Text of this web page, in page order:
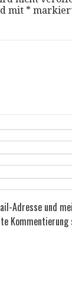
mit *
Adresse und
Kommentierung